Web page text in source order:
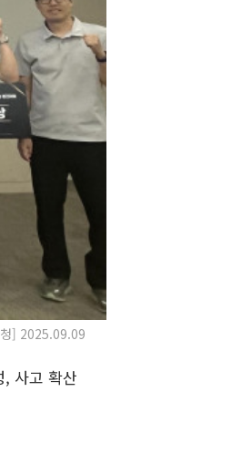
청] 2025.09.09
, 사고 확산